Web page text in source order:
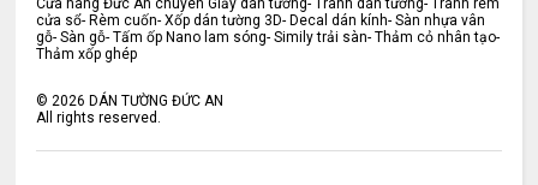
cửa sổ- Rèm cuốn- Xốp dán tường 3D- Decal dán kính- Sàn nhựa vân
gỗ- Sàn gỗ- Tấm ốp Nano lam sóng- Simily trải sàn- Thảm cỏ nhân tạo-
Thảm xốp ghép
© 2026 DÁN TƯỜNG ĐỨC AN
All rights reserved.